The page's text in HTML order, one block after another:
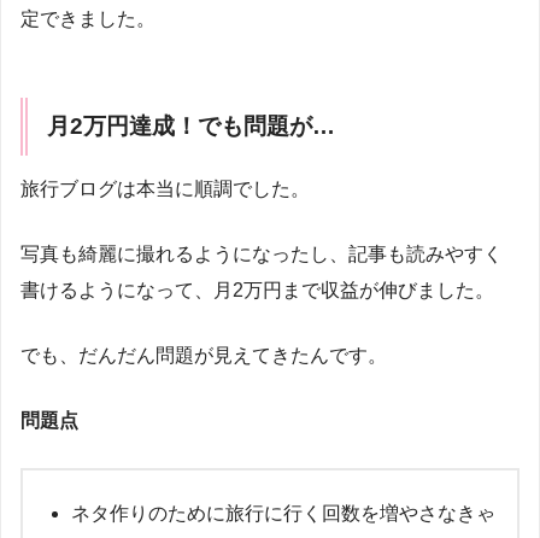
定できました。
月2万円達成！でも問題が…
旅行ブログは本当に順調でした。
写真も綺麗に撮れるようになったし、記事も読みやすく
書けるようになって、月2万円まで収益が伸びました。
でも、だんだん問題が見えてきたんです。
問題点
ネタ作りのために旅行に行く回数を増やさなきゃ